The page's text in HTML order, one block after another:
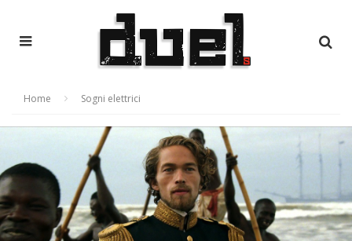
Home Sogni elettrici